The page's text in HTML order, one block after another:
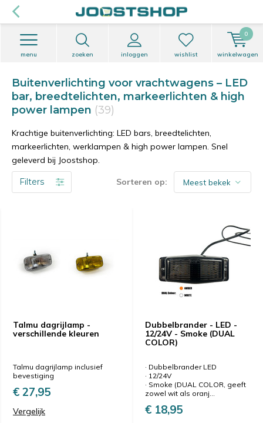
zoeken inloggen
menu wishlist winkelwagen
0
Buitenverlichting voor vrachtwagens – LED
bar, breedtelichten, markeerlichten & high
power lampen (39)
Krachtige buitenverlichting: LED bars, breedtelichten,
markeerlichten, werklampen & high power lampen. Snel
geleverd bij Joostshop.
Filters Sorteren op:
Talmu dagrijlamp -
verschillende kleuren
Talmu dagrijlamp inclusief
bevestiging
€ 27,95
Vergelijk
Dubbelbrander - LED -
12/24V - Smoke (DUAL
COLOR)
· Dubbelbrander LED
· 12/24V
· Smoke (DUAL COLOR, geeft
zowel wit als oranj...
€ 18,95